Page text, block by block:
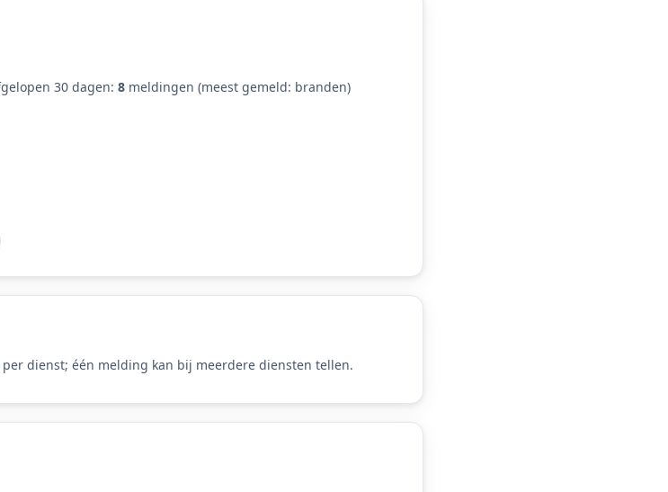
30 dagen: 8 meldingen (meest gemeld: branden)
dienst; één melding kan bij meerdere diensten tellen.